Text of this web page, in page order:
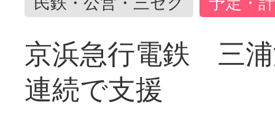
京浜急行電鉄 三
連続で支援